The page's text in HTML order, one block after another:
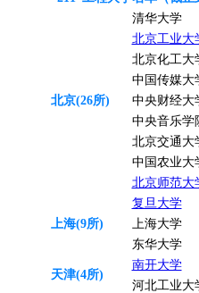
北京(26所)
清华大学
北京工业大
北京化工大
中国传媒大
中央财经大
中央音乐学
北京交通大
中国农业大
北京师范大
上海(9所)
复旦大学
上海大学
东华大学
天津(4所)
南开大学
河北工业大